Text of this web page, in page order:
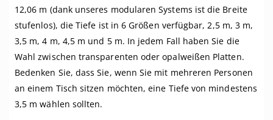
12,06 m (dank unseres modularen Systems ist die Breite
stufenlos), die Tiefe ist in 6 Größen verfügbar, 2,5 m, 3 m,
3,5 m, 4 m, 4,5 m und 5 m. In jedem Fall haben Sie die
Wahl zwischen transparenten oder opalweißen Platten.
Bedenken Sie, dass Sie, wenn Sie mit mehreren Personen
an einem Tisch sitzen möchten, eine Tiefe von mindestens
3,5 m wählen sollten.